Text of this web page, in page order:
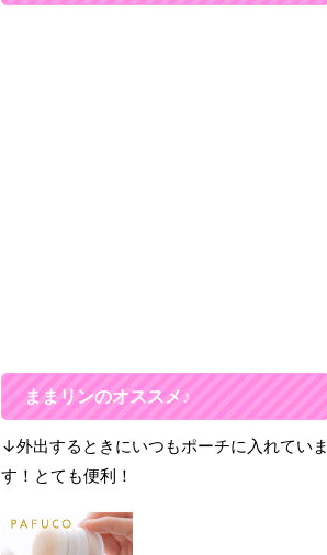
ままリンのオススメ♪
↓外出するときにいつもポーチに入れていま
す！とても便利！